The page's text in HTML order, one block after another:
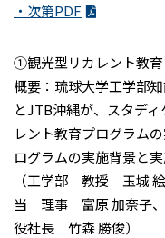
・次第PDF
①観光型リカレント教
概要：琉球大学工学部
とJTB沖縄が、スタデ
レント教育プログラム
ログラムの実施背景と
（工学部 教授 玉城
当 理事 富原 加奈子、
役社長 竹森 勝俊）